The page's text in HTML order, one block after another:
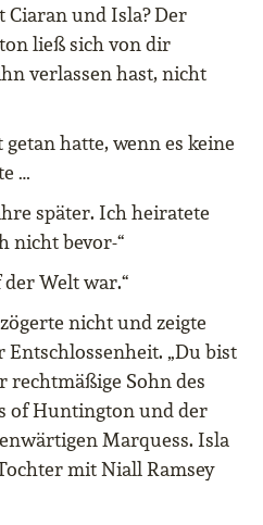
Ciaran und Isla? Der
ließ sich von dir
verlassen hast, nicht
hatte, wenn es keine
…
später. Ich heiratete
nicht bevor-“
Welt war.“
nicht und zeigte
Entschlossenheit. „Du bist
rechtmäßige Sohn des
of Huntington und der
Marquess. Isla
mit Niall Ramsey